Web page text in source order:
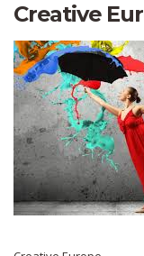
Creative